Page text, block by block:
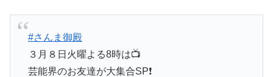
#さんま御殿
３月８日火曜よる8時は📺
芸能界のお友達が大集合SP❗️